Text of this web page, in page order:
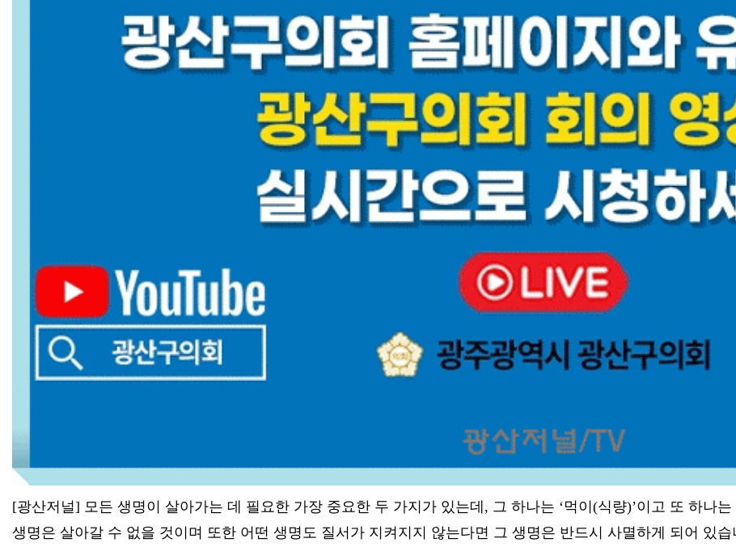
[광산저널] 모든 생명이 살아가는 데 필요한 가장 중요한 두 가지가 있는데, 그 하나는 ‘먹이(식량)’이고 또 하나
생명은 살아갈 수 없을 것이며 또한 어떤 생명도 질서가 지켜지지 않는다면 그 생명은 반드시 사멸하게 되어 있습